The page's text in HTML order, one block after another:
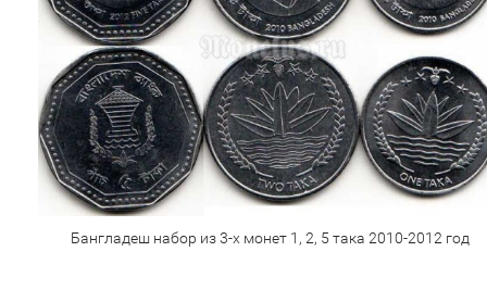
Бангладеш набор из 3-х монет 1, 2, 5 така 2010-2012 год